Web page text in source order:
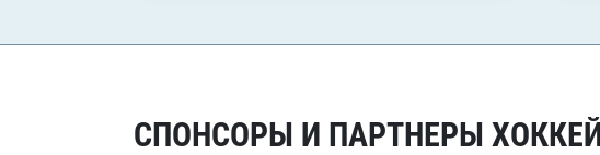
СПОНСОРЫ И ПАРТНЕРЫ